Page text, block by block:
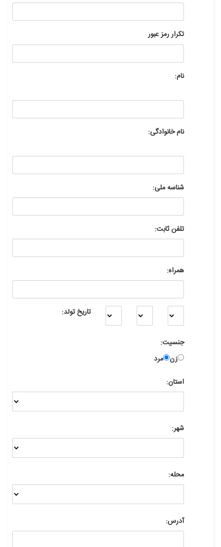
تکرار رمز عبور
نام:
نام خانوادگی:
شناسه ملی:
تلفن ثابت:
همراه:
تاریخ تولد:
جنسیت:
زن مرد
استان:
شهر:
محله:
آدرس: